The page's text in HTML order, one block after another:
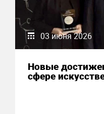
03 июня 2026
Новые
сфере